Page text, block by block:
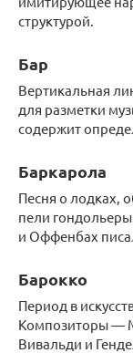
структурой.
Бар
Вертикальная
для разметки
содержит
Баркарола
Песня о лодках,
пели
и Оффенбах
Барокко
Период в
Композиторы —
Вивальди и